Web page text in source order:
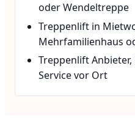
oder Wendeltreppe
Treppenlift in
Mehrfamilienhaus
Treppenlift
Service vor Ort